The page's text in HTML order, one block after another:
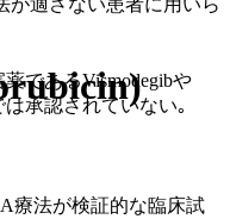
であるVismodegibや
承認されていない｡
療法が検証的な臨床試